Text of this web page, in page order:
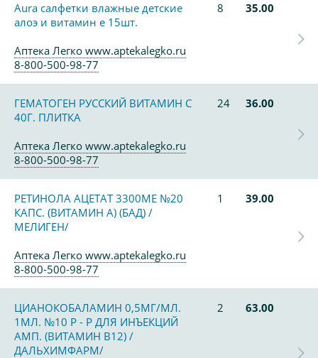
Aura салфетки влажные детские
алоэ и витамин е 15шт.
8 35.00
Аптека Легко www.aptekalegko.ru
8-800-500-98-77
ГЕМАТОГЕН РУССКИЙ ВИТАМИН С
40Г. ПЛИТКА
24 36.00
Аптека Легко www.aptekalegko.ru
8-800-500-98-77
РЕТИНОЛА АЦЕТАТ 3300МЕ №20
КАПС. (ВИТАМИН А) (БАД) /
МЕЛИГЕН/
1 39.00
Аптека Легко www.aptekalegko.ru
8-800-500-98-77
ЦИАНОКОБАЛАМИН 0,5МГ/МЛ.
1МЛ. №10 Р - Р ДЛЯ ИНЪЕКЦИЙ
АМП. (ВИТАМИН В12) /
ДАЛЬХИМФАРМ/
2 63.00